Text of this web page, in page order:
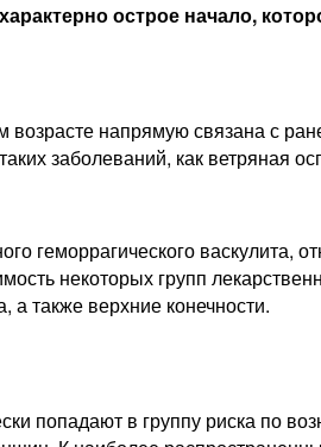
острое начало,
возрасте напрямую связана с
заболеваний, как ветряная
геморрагического васкулита,
некоторых групп
а также верхние конечности.
в группу риска по